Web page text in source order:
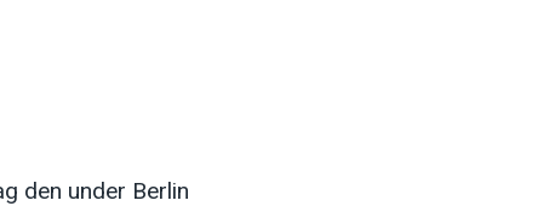
den under Berlin